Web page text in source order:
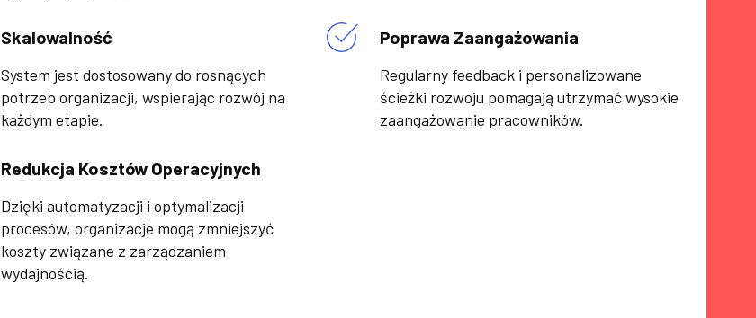
Skalowalność
System jest dostosowany do rosnących
potrzeb organizacji, wspierając rozwój na
każdym etapie.
Poprawa Zaangażowania
Regularny feedback i personalizowane
ścieżki rozwoju pomagają utrzymać wysokie
zaangażowanie pracowników.
Redukcja Kosztów Operacyjnych
Dzięki automatyzacji i optymalizacji
procesów, organizacje mogą zmniejszyć
koszty związane z zarządzaniem
wydajnością.